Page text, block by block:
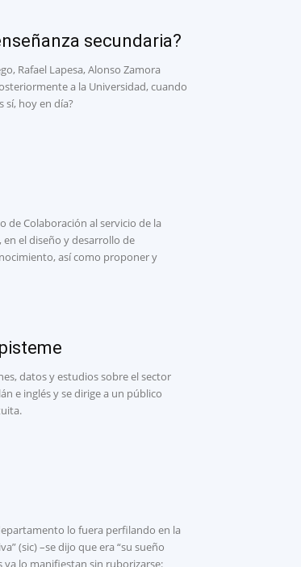
secundaria?
Rafael Lapesa, Alonso Zamora
a la Universidad, cuando
sí, hoy en día?
de Colaboración al servicio de la
el diseño y desarrollo de
así como proponer y
datos y estudios sobre el sector
e inglés y se dirige a un público
lo fuera perfilando en la
(sic) –se dijo que era “su sueño
lo manifiestan sin ruborizarse: